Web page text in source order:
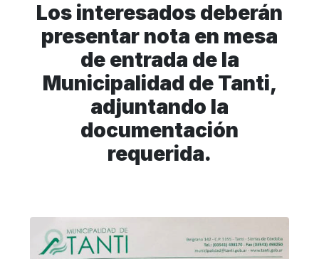
Los interesados deberán
presentar nota en mesa
de entrada de la
Municipalidad de Tanti,
adjuntando la
documentación
requerida.